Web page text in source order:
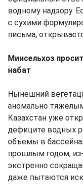
водному надзору.
с сухими
письма,
Минсельхоз
набат
Нынешний
аномально
Казахстан уже
дефиците водных
объемы в
прошлым годом,
экстренно
даже пытаются